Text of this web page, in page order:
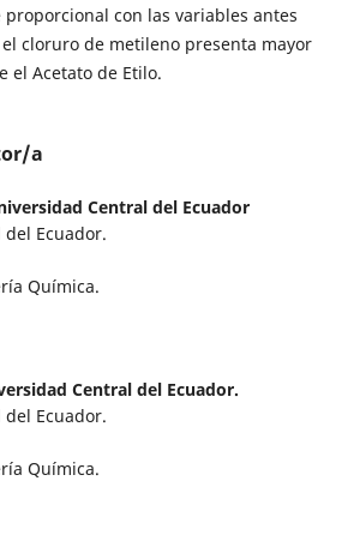
con las variables antes
cloruro de metileno presenta mayor
el Acetato de Etilo.
a
Central del Ecuador
Ecuador.
Química.
Central del Ecuador.
Ecuador.
Química.